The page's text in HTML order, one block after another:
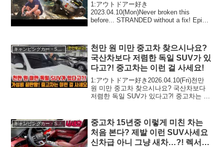
1:アウトドアー好き
2023.04.10(Mon)Never broken this
before... STRANDED without a fix! Epic
キャンピングカー・SUV人気車種
천만 원 미만 중고차 찾으시나요?
국산차보다 저렴한 독일 SUV가 있
다고?! 중고차는 이런 걸 사세요!
1:アウトドアー好き2026.04.10(Fri)천만
원 미만 중고차 찾으시나요? 국산차보다
저렴한 독일 SUV가 있다고?! 중고차는 이
2026.04....
キャンピングカー・SUV人気車種
중고차 15년중 이렇게 미친 차는
처음 본다? 제발 이런 SUV사세요
신차급 아니 그냥 새차…?! 렉서스,